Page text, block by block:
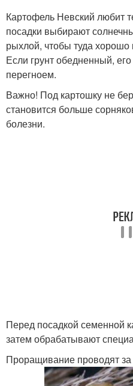
Картофель Невский любит
посадки выбирают
рыхлой, чтобы туда хорошо
Если грунт обедненный,
перегноем.
Важно! Под картошку не
становится больше
болезни.
Перед посадкой семенной
затем обрабатывают
Проращивание проводят